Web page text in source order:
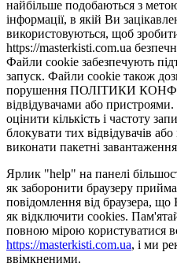
найбільше подобаються з
інформації, в якій Ви
використовуються, щоб
https://masterkisti.com.ua
Файли cookie забезпечують
запуск. Файли cookie також
порушення ПОЛІТИКИ
відвідувачами або
оцінити кількість і частоту
блокувати тих відвідувачів
виконати пакетні
Ярлик "help" на панелі
як заборонити браузеру
повідомлення від браузера,
як відключити cookies.
повною мірою користуватися
https://masterkisti.com.ua, і ми
ввімкненими.